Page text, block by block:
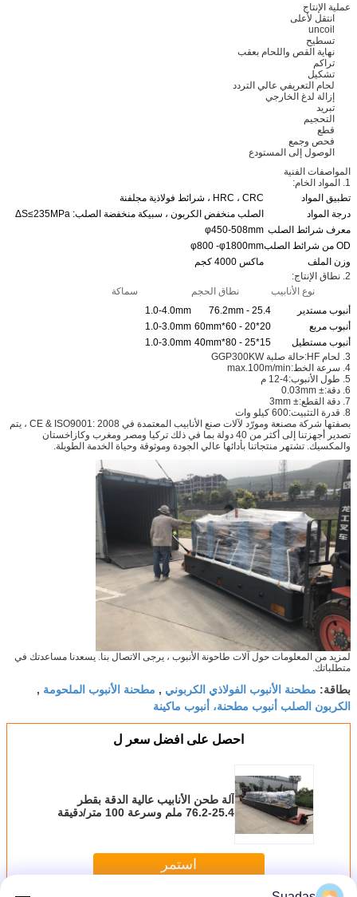
عملية الإنتاج
انتقل لأعلى
uncoil
تسطيح
نهاية القص واللحام بعقب
تراكم
تشكيل
لحام التعريفي عالي التردد
إزالة لدغ الخارجي
تبريد
التحجيم
قطع
فحص وجمع
الوصول إلى المستودع
المواصفات الفنية
1. المواد الخام:
تطبيق المواد
HRC ، CRC ، شرائط فولاذية مجلفنة
درجة المواد
الصلب منخفض الكربون ، سبيكة منخفضة الصلب: ΔS≤235MPa
معرف شرائط الصلب φ450-508mm
OD من شرائط الصلب
φ800 -φ1800mm
وزن الملف
ماكس 4000 كجم
2. نطاق الإنتاج:
نوع الأنابيب
نطاق الحجم
سماكة
أنبوب مستدير
25.4 - 76.2mm
1.0-4.0mm
أنبوب مربع
20*20 - 60*60mm
1.0-3.0mm
أنبوب مستطيل
15*25 - 80*40mm
1.0-3.0mm
3. لحام HF:
حالة صلبة GGP300KW
4. سرعة الخط:
max.100m/min
5. طول الأنبوب:
4-12 م
6. دقة:
± 0.03mm
7. دقة القطع:
± 3mm
8. قدرة التثبيت:
600 كيلو وات
بصفتها شركة مصنعة ومورّد لآلات صنع الأنابيب المعتمدة في CE & ISO9001: 2008 ، يتم
تصدير أجهزتنا إلى أكثر من 40 دولة بما في ذلك تركيا ومصر ومغرب وكازاخستان
والمكسيك. تشتهر منتجاتنا بأدائها عالي الجودة وموثوقة وحياة الخدمة الطويلة.
لمزيد من المعلومات حول آلات طاحونة الأنبوب ، يرجى الاتصال بنا. يسعدنا مساعدتك في
متطلباتك.
بطاقة: مطحنة الأنبوب الفولاذي الكربوني , مطحنة الأنبوب الملحومة ,
الكربون الصلب أنبوب مطحنة، أنبوب ماكينة
احصل على افضل سعر ل
آلة طحن الأنابيب عالية الدقة بقطر
25.4-76.2 ملم وسرعة 100 متر/دقيقة
استمر